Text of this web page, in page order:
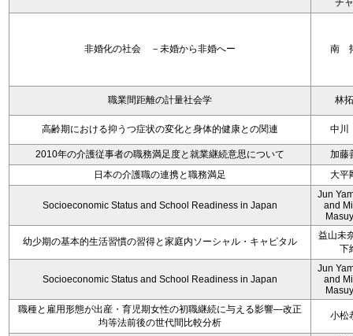
チ
非婚化の社会 －未婚から非婚へー 南
職業間距離の計量社会学 林
高齢期における抑うつ症状の変化と身体的健康との関連 中
2010年の介護従事者の職務満足度と就業継続意思について
加藤
日本の介護職の連携と職務満足
大平
Socioeconomic Status and School Readiness in Japan
Jun
and
幼少期の基本的生活習慣の習得と家庭内ソーシャル・キャピタル
益山未
下
Socioeconomic Status and School Readiness in Japan
Jun
and
職種と雇用形態が出産・育児期女性の初職継続に与える影響―改正
均等法前後の世代間比較分析
小松